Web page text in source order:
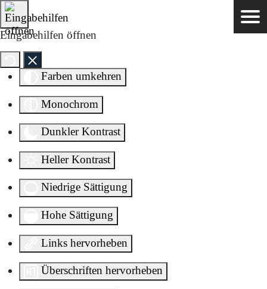
Eingabehilfen öffnen
Farben umkehren
Monochrom
Dunkler Kontrast
Heller Kontrast
Niedrige Sättigung
Hohe Sättigung
Links hervorheben
Überschriften hervorheben
Direkt zum Inhalt springen